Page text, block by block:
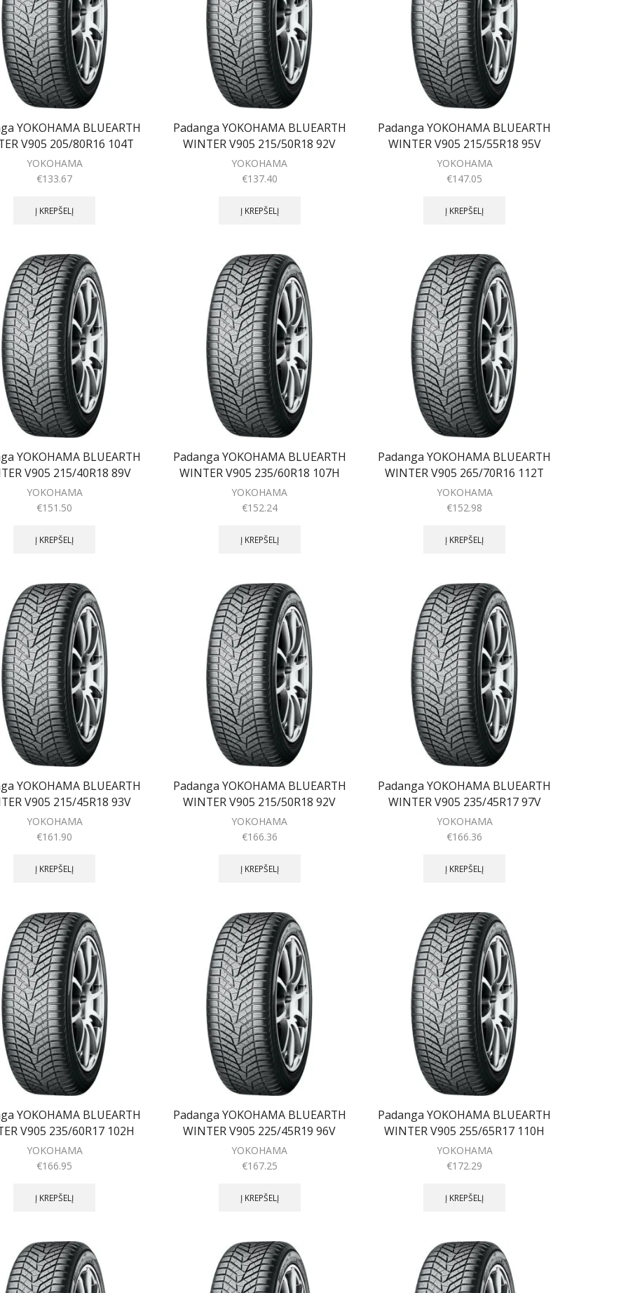
YOKOHAMA BLUEARTH
V905 205/80R16 104T
YOKOHAMA
€133.67
Į KREPŠELĮ
Padanga YOKOHAMA BLUEARTH
WINTER V905 215/50R18 92V
YOKOHAMA
€137.40
Į KREPŠELĮ
Padanga YOKOHAMA BLUEARTH
WINTER V905 215/55R18 95V
YOKOHAMA
€147.05
Į KREPŠELĮ
YOKOHAMA BLUEARTH
V905 215/40R18 89V
YOKOHAMA
€151.50
Į KREPŠELĮ
Padanga YOKOHAMA BLUEARTH
WINTER V905 235/60R18 107H
YOKOHAMA
€152.24
Į KREPŠELĮ
Padanga YOKOHAMA BLUEARTH
WINTER V905 265/70R16 112T
YOKOHAMA
€152.98
Į KREPŠELĮ
YOKOHAMA BLUEARTH
V905 215/45R18 93V
YOKOHAMA
€161.90
Į KREPŠELĮ
Padanga YOKOHAMA BLUEARTH
WINTER V905 215/50R18 92V
YOKOHAMA
€166.36
Į KREPŠELĮ
Padanga YOKOHAMA BLUEARTH
WINTER V905 235/45R17 97V
YOKOHAMA
€166.36
Į KREPŠELĮ
YOKOHAMA BLUEARTH
V905 235/60R17 102H
YOKOHAMA
€166.95
Į KREPŠELĮ
Padanga YOKOHAMA BLUEARTH
WINTER V905 225/45R19 96V
YOKOHAMA
€167.25
Į KREPŠELĮ
Padanga YOKOHAMA BLUEARTH
WINTER V905 255/65R17 110H
YOKOHAMA
€172.29
Į KREPŠELĮ